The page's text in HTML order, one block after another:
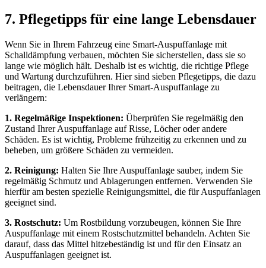
7. Pflegetipps für eine lange Lebensdauer
Wenn Sie in Ihrem Fahrzeug eine Smart-Auspuffanlage mit
Schalldämpfung verbauen, möchten Sie sicherstellen, dass sie so
lange wie möglich hält. Deshalb ist es wichtig, die richtige Pflege
und Wartung durchzuführen. Hier sind sieben Pflegetipps, die dazu
beitragen, die Lebensdauer Ihrer Smart-Auspuffanlage zu
verlängern:
1. Regelmäßige Inspektionen: Überprüfen Sie regelmäßig den
Zustand Ihrer Auspuffanlage auf Risse, Löcher oder andere
Schäden. Es ist wichtig, Probleme frühzeitig zu erkennen und zu
beheben, um größere Schäden zu vermeiden.
2. Reinigung: Halten Sie Ihre Auspuffanlage sauber, indem Sie
regelmäßig Schmutz und Ablagerungen entfernen. Verwenden Sie
hierfür am besten spezielle Reinigungsmittel, die für Auspuffanlagen
geeignet sind.
3. Rostschutz: Um Rostbildung vorzubeugen, können Sie Ihre
Auspuffanlage mit einem Rostschutzmittel behandeln. Achten Sie
darauf, dass das Mittel hitzebeständig ist und für den Einsatz an
Auspuffanlagen geeignet ist.